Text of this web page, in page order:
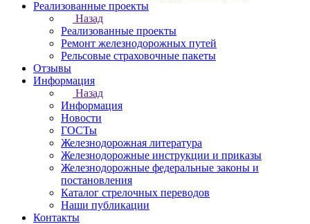
Реализованные проекты
Назад
Реализованные проекты
Ремонт железнодорожных путей
Рельсовые страховочные пакеты
Отзывы
Информация
Назад
Информация
Новости
ГОСТы
Железнодорожная литература
Железнодорожные инструкции и приказы
Железнодорожные федеральные законы и
постановления
Каталог стрелочных переводов
Наши публикации
Контакты